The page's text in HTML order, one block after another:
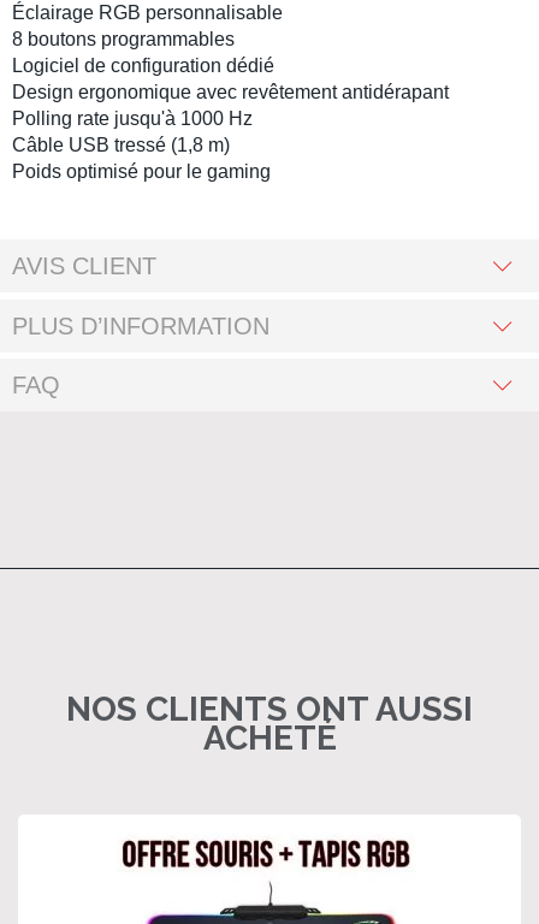
Éclairage RGB personnalisable
8 boutons programmables
Logiciel de configuration dédié
Design ergonomique avec revêtement antidérapant
Polling rate jusqu'à 1000 Hz
Câble USB tressé (1,8 m)
Poids optimisé pour le gaming
AVIS CLIENT
PLUS D’INFORMATION
FAQ
NOS CLIENTS ONT AUSSI
ACHETÉ